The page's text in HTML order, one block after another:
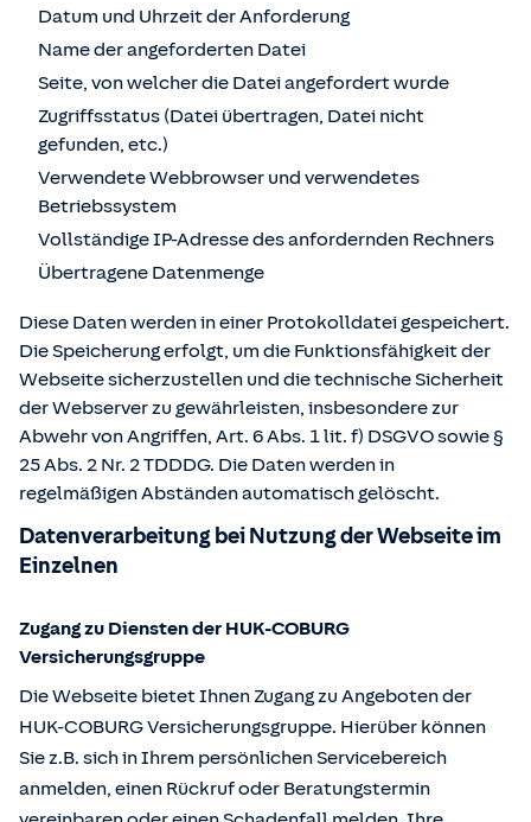
Datum und Uhrzeit der Anforderung
Name der angeforderten Datei
Seite, von welcher die Datei angefordert wurde
Zugriffsstatus (Datei übertragen, Datei nicht
gefunden, etc.)
Verwendete Webbrowser und verwendetes
Betriebssystem
Vollständige IP-Adresse des anfordernden Rechners
Übertragene Datenmenge
Diese Daten werden in einer Protokolldatei gespeichert.
Die Speicherung erfolgt, um die Funktionsfähigkeit der
Webseite sicherzustellen und die technische Sicherheit
der Webserver zu gewährleisten, insbesondere zur
Abwehr von Angriffen, Art. 6 Abs. 1 lit. f) DSGVO sowie §
25 Abs. 2 Nr. 2 TDDDG. Die Daten werden in
regelmäßigen Abständen automatisch gelöscht.
Datenverarbeitung bei Nutzung der Webseite im
Einzelnen
Zugang zu Diensten der HUK-COBURG
Versicherungsgruppe
Die Webseite bietet Ihnen Zugang zu Angeboten der
HUK-COBURG Versicherungsgruppe. Hierüber können
Sie z.B. sich in Ihrem persönlichen Servicebereich
anmelden, einen Rückruf oder Beratungstermin